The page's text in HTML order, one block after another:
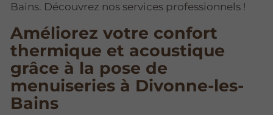
Bains. Découvrez nos services professionnels !
Améliorez votre confort
thermique et acoustique
grâce à la pose de
menuiseries à Divonne-les-
Bains